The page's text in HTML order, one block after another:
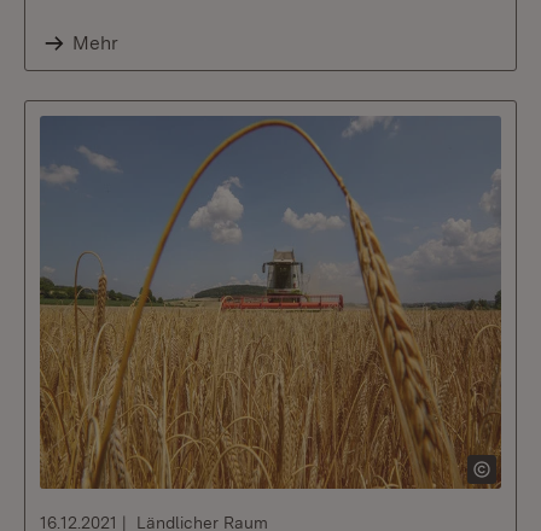
Mehr
16.12.2021 Ländlicher Raum